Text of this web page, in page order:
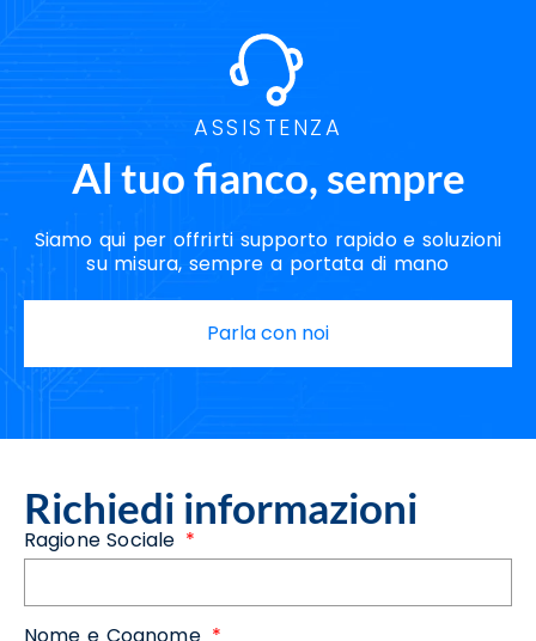
ASSISTENZA
Al tuo fianco, sempre
Siamo qui per offrirti supporto rapido e soluzioni
su misura, sempre a portata di mano
Parla con noi
Richiedi informazioni
Ragione Sociale